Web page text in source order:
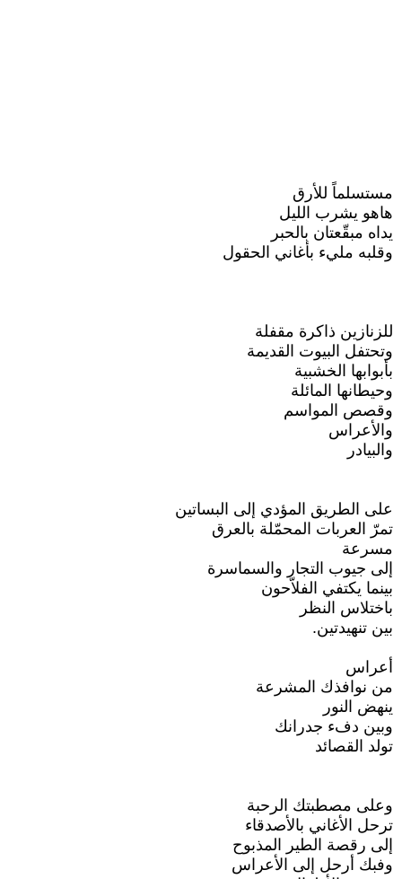
مستسلماً للأرق
هاهو يشرب الليل
يداه مبقّعتان بالحبر
وقلبه مليء بأغاني الحقول
للزنازين ذاكرة مقفلة
وتحتفل البيوت القديمة
بأبوابها الخشبية
وحيطانها المائلة
وقصص المواسم
والأعراس
والبيادر
على الطريق المؤدي إلى البساتين
تمرّ العربات المحمّلة بالعرق
مسرعة
إلى جيوب التجار والسماسرة
بينما يكتفي الفلاّحون
باختلاس النظر
بين تنهيدتين.
أعراس
من نوافذك المشرعة
ينهض النور
وبين دفء جدرانك
تولد القصائد
وعلى مصطبتك الرحبة
ترحل الأغاني بالأصدقاء
إلى رقصة الطير المذبوح
وفبك أرحل إلى الأعراس